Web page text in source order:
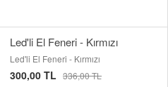
Led'li El Feneri - Kırmızı
Led'li El Feneri - Kırmızı
300,00 TL 336,00 TL